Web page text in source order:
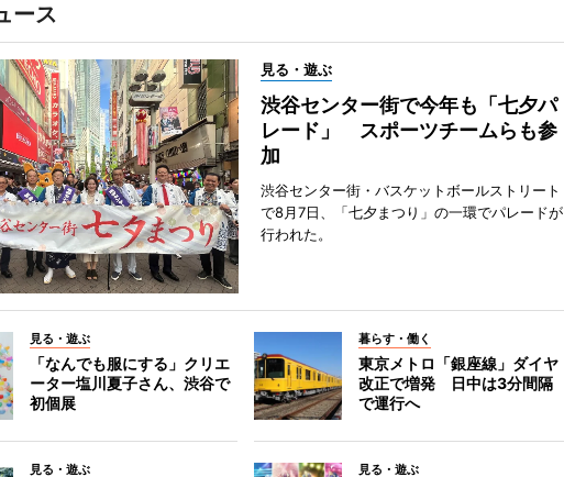
ース
見る・遊ぶ
渋谷センター街で今年も「七夕パ
レード」 スポーツチームらも参
加
渋谷センター街・バスケットボールストリート
で8月7日、「七夕まつり」の一環でパレードが
行われた。
見る・遊ぶ
「なんでも服にする」クリエ
ーター塩川夏子さん、渋谷で
初個展
暮らす・働く
東京メトロ「銀座線」ダイヤ
改正で増発 日中は3分間隔
で運行へ
見る・遊ぶ 見る・遊ぶ